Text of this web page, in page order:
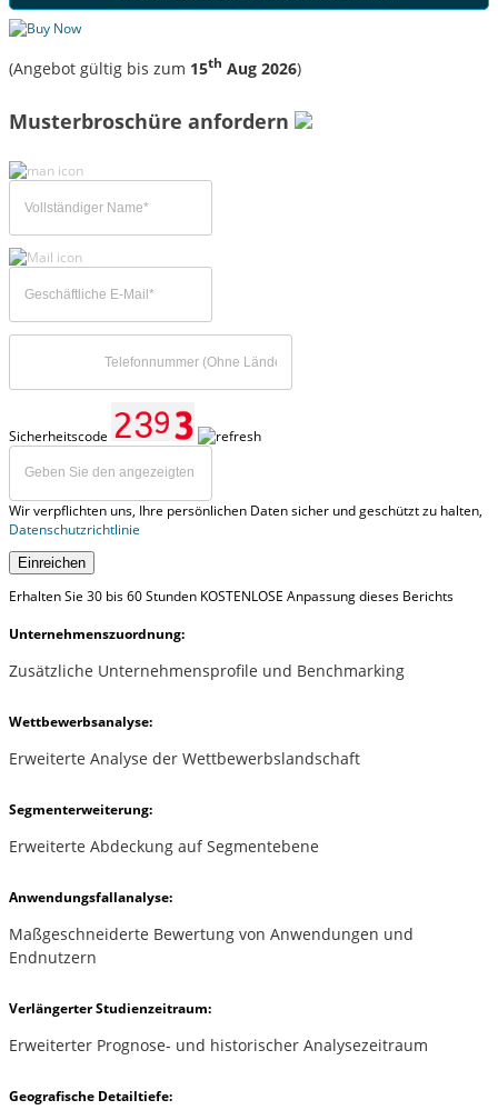
(Angebot gültig bis zum 15th Aug 2026)
Musterbroschüre anfordern
Sicherheitscode
Wir verpflichten uns, Ihre persönlichen Daten sicher und geschützt zu halten,
Datenschutzrichtlinie
Einreichen
Erhalten Sie 30 bis 60 Stunden KOSTENLOSE Anpassung dieses Berichts
Unternehmenszuordnung:
Zusätzliche Unternehmensprofile und Benchmarking
Wettbewerbsanalyse:
Erweiterte Analyse der Wettbewerbslandschaft
Segmenterweiterung:
Erweiterte Abdeckung auf Segmentebene
Anwendungsfallanalyse:
Maßgeschneiderte Bewertung von Anwendungen und
Endnutzern
Verlängerter Studienzeitraum:
Erweiterter Prognose- und historischer Analysezeitraum
Geografische Detailtiefe: